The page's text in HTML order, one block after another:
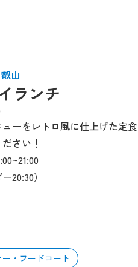
山
ランチ
ーをレトロ風に仕上げた定食
さい！
20:30）
・フードコート